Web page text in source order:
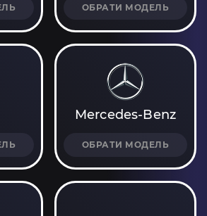
ОБРАТИ МОДЕЛЬ
Mercedes-Benz
ОБРАТИ МОДЕЛЬ